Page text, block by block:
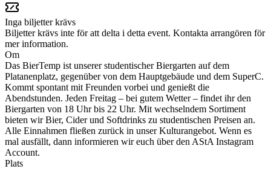
Inga biljetter krävs
Biljetter krävs inte för att delta i detta event. Kontakta arrangören för
mer information.
Om
Das BierTemp ist unserer studentischer Biergarten auf dem
Platanenplatz, gegenüber von dem Hauptgebäude und dem SuperC.
Kommt spontant mit Freunden vorbei und genießt die
Abendstunden. Jeden Freitag – bei gutem Wetter – findet ihr den
Biergarten von 18 Uhr bis 22 Uhr. Mit wechselndem Sortiment
bieten wir Bier, Cider und Softdrinks zu studentischen Preisen an.
Alle Einnahmen fließen zurück in unser Kulturangebot. Wenn es
mal ausfällt, dann informieren wir euch über den AStA Instagram
Account.
Plats